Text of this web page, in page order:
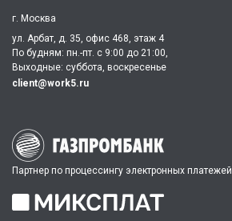
Партнер по процессингу электронных платежей
г. Москва
ул. Арбат, д. 35, офис 468, этаж 4
По будням: пн.-пт. c 9:00 до 21:00,
Выходные: суббота, воскресенье
client@work5.ru